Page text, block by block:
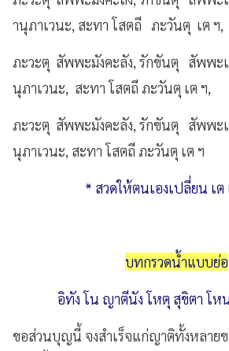
านุภาเวนะ, สะทา โสตถี ภะวันตุ เต ฯ,
ภะวะตุ สัพพะมังคะลัง, รักขันตุ สัพพะ
นุภาเวนะ, สะทา โสตถี ภะวันตุ เต ฯ,
ภะวะตุ สัพพะมังคะลัง, รักขันตุ สัพพะ
นุภาเวนะ, สะทา โสตถี ภะวันตุ เต ฯ
* สวดให้ตนเองเปลี่ยน เต
บทกรวดน้ำแบบย่อ
อิทัง โน ญาตีนัง โหตุ สุขิตา โห
ขอส่วนบุญนี้ จงสำเร็จแก่ญาติทั้งหลายข